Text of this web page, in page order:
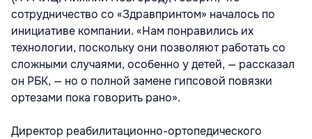
сотрудничество со «Здравпринтом» началось по
инициативе компании. «Нам понравились их
технологии, поскольку они позволяют работать со
сложными случаями, особенно у детей, — рассказал
он РБК, — но о полной замене гипсовой повязки
ортезами пока говорить рано».
Директор реабилитационно-ортопедического